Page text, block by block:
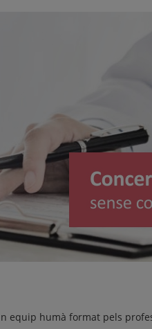
equip humà format pels